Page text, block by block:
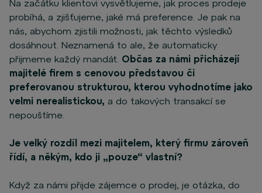
Na začátku klientovi vysvětlujeme, jak proces prodeje
probíhá, a zjišťujeme, jaké má preference. Je pak na
nás, abychom zjistili možnosti, jak těchto výsledků
dosáhnout. Neznamená to ale, že automaticky
přijmeme každý mandát. Občas za námi přicházejí
majitelé firem s cenovou představou či
preferovanou strukturou, kterou vyhodnotíme jako
velmi nerealistickou, a do takových transakcí se
nepouštíme.
Je velký rozdíl mezi majitelem, který firmu zároveň
řídí, a někým, kdo ji „pouze“ vlastní?
Když za námi přijde zájemce o prodej, je otázka, do